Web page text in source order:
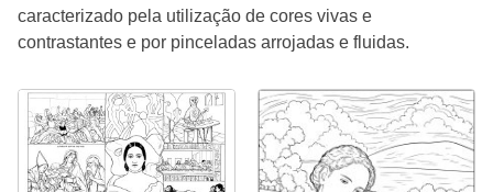
caracterizado pela utilização de cores vivas e
contrastantes e por pinceladas arrojadas e fluidas.